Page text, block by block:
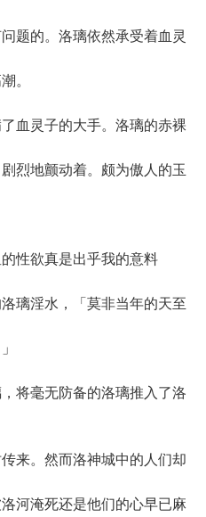
的。洛璃依然承受着血灵
。
灵子的大手。洛璃的赤裸
烈地颤动着。颇为傲人的玉
性欲真是出乎我的意料
璃淫水，「莫非当年的天至
毫无防备的洛璃推入了洛
。然而洛神城中的人们却
河淹死还是他们的心早已麻